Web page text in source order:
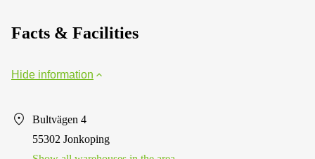
Facts & Facilities
Hide information
Bultvägen 4
55302 Jonkoping